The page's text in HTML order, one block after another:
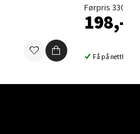
Førpris 330,-
198,-
Få på nettlager